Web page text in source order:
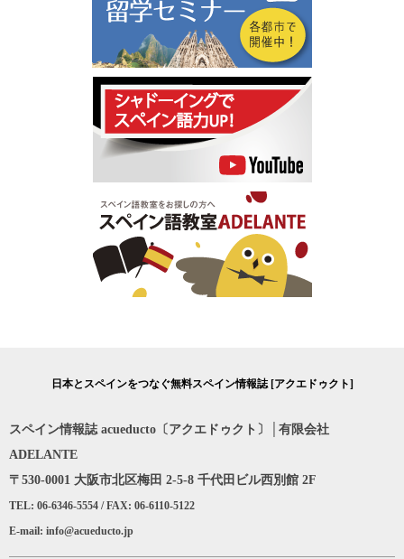
日本とスペインをつなぐ無料スペイン情報誌 [アクエドゥクト]
スペイン情報誌 acueducto〔アクエドゥクト〕│有限会社
ADELANTE
〒530-0001 大阪市北区梅田 2-5-8 千代田ビル西別館 2F
TEL: 06-6346-5554 / FAX: 06-6110-5122
E-mail: info@acueducto.jp